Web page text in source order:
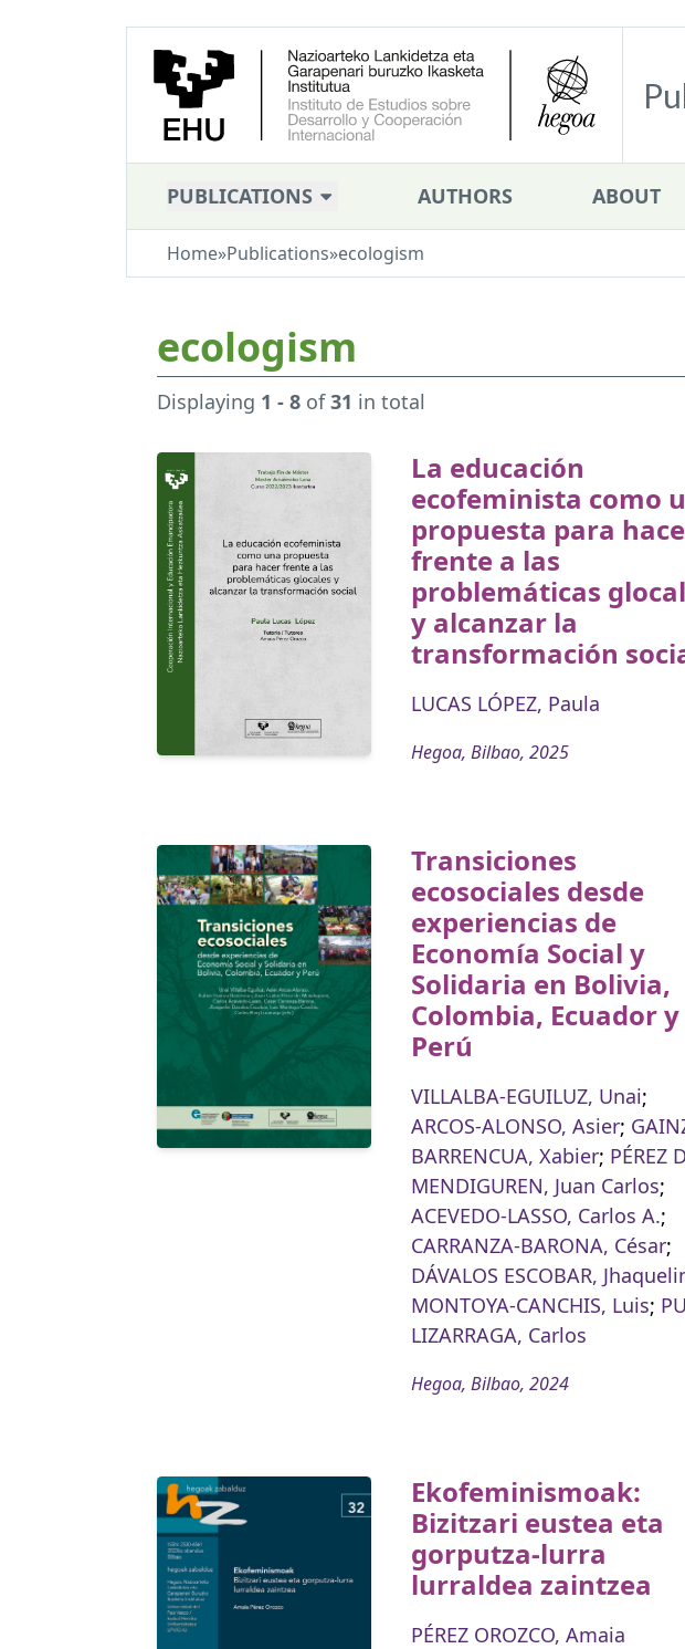
PUBLICATIONS AUTHORS ABOUT
Home»Publications»ecologism
ecologism
Displaying 1 - 8 of31 in total
La educación
ecofeminista como
propuesta para
frente a las
problemáticas
y alcanzar la
transformación
LUCAS LÓPEZ, Paula
Hegoa, Bilbao, 2025
Transiciones
ecosociales desde
experiencias de
Economía Social y
Solidaria en Bolivia,
Colombia, Ecuador y
Perú
VILLALBA-EGUILUZ, Unai;
ARCOS-ALONSO, Asier;
BARRENCUA, Xabier; PÉREZ
MENDIGUREN, Juan Carlos;
ACEVEDO-LASSO, Carlos A.;
CARRANZA-BARONA, César;
DÁVALOS ESCOBAR,
MONTOYA-CANCHIS, Luis;
LIZARRAGA, Carlos
Hegoa, Bilbao, 2024
Ekofeminismoak:
Bizitzari eustea eta
gorputza-lurra
lurraldea zaintzea
PÉREZ OROZCO, Amaia